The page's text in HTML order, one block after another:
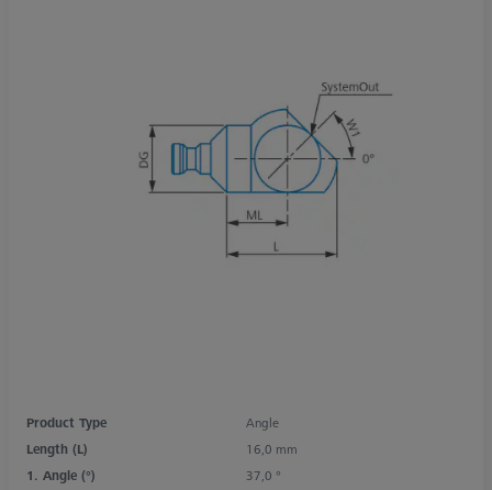
Product Type
Angle
Length (L)
16,0 mm
1. Angle (°)
37,0 °